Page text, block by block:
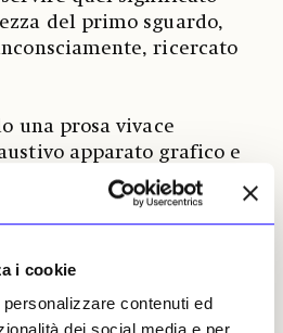
i cookie
contenuti ed
del primo sguardo,
ricercato
una prosa vivace
apparato grafico e
di influenzare il nostro
e alle immagini,
dal fatto che siano state
che le ha viste nascere:
dall’epoca